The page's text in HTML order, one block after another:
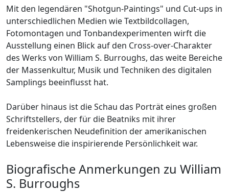
Mit den legendären "Shotgun-Paintings" und Cut-ups in
unterschiedlichen Medien wie Textbildcollagen,
Fotomontagen und Tonbandexperimenten wirft die
Ausstellung einen Blick auf den Cross-over-Charakter
des Werks von William S. Burroughs, das weite Bereiche
der Massenkultur, Musik und Techniken des digitalen
Samplings beeinflusst hat.
Darüber hinaus ist die Schau das Porträt eines großen
Schriftstellers, der für die Beatniks mit ihrer
freidenkerischen Neudefinition der amerikanischen
Lebensweise die inspirierende Persönlichkeit war.
Biografische Anmerkungen zu William
S. Burroughs